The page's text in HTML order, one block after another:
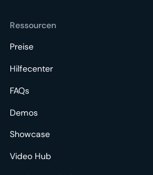
Ressourcen
Preise
Hilfecenter
FAQs
Demos
Showcase
Video Hub